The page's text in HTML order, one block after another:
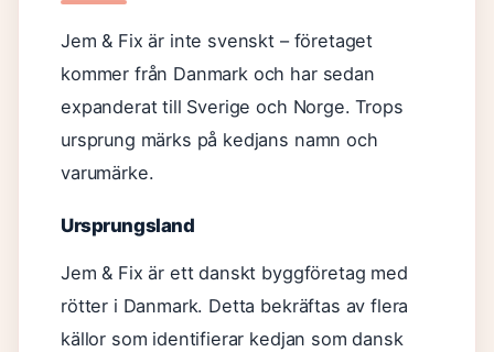
Jem & Fix är inte svenskt – företaget
kommer från Danmark och har sedan
expanderat till Sverige och Norge. Trops
ursprung märks på kedjans namn och
varumärke.
Ursprungsland
Jem & Fix är ett danskt byggföretag med
rötter i Danmark. Detta bekräftas av flera
källor som identifierar kedjan som dansk